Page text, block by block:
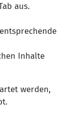
aus.
Inhalte
werden,